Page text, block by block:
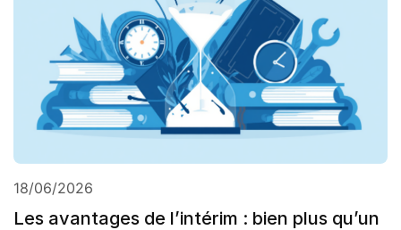
18/06/2026
Les avantages de l’intérim : bien plus qu’un